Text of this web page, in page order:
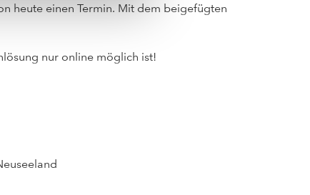
heute einen Termin. Mit dem beigefügten
nur online möglich ist!